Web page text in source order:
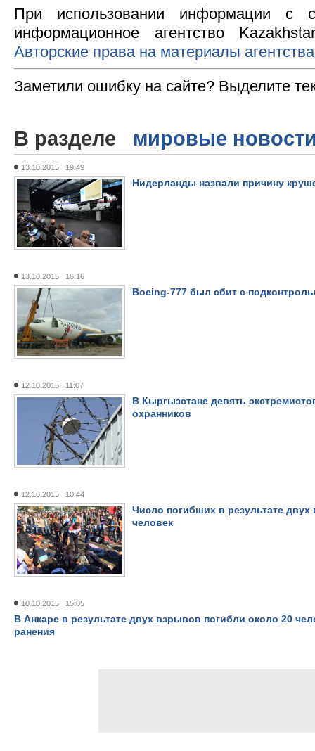
При использовании информации с
информационное агентство
Авторские права на материалы
Заметили ошибку на сайте? Выделите
В разделе мировые
13.10.2015 19:49
Нидерланды назвали причину
13.10.2015 16:16
Boeing-777 был сбит с
12.10.2015 11:07
В Кыргызстане девять
охранников
12.10.2015 10:44
Число погибших в результате
человек
10.10.2015 15:05
В Анкаре в результате двух взрывов погибли около 20
ранения